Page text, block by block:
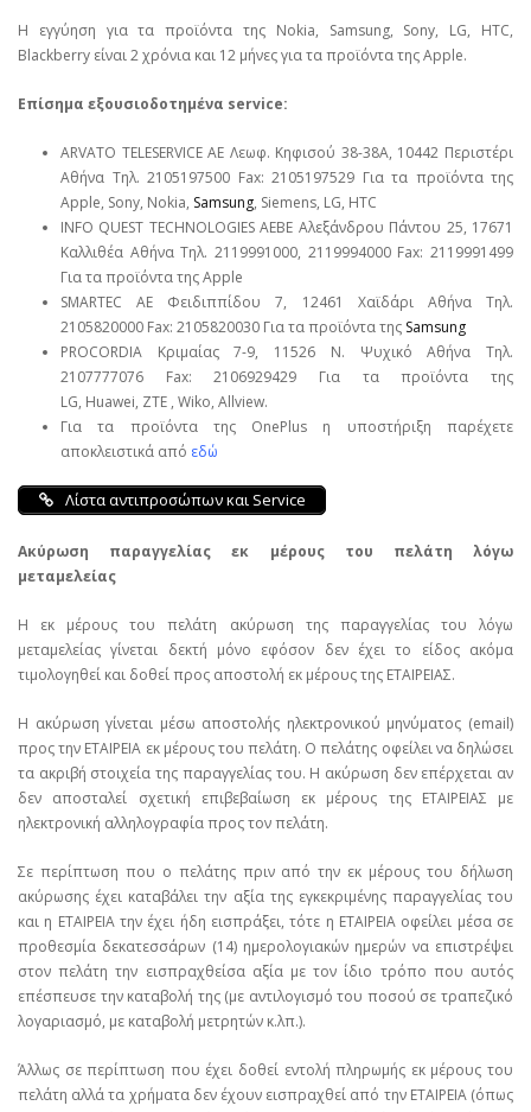
Η εγγύηση για τα προϊόντα της Nokia, Samsung, Sony, LG, HTC,
Blackberry είναι 2 χρόνια και 12 μήνες για τα προϊόντα της Apple.
Επίσημα εξουσιοδοτημένα service:
ARVATO TELESERVICE ΑΕ Λεωφ. Κηφισού 38-38Α, 10442 Περιστέρι
Αθήνα Τηλ. 2105197500 Fax: 2105197529 Για τα προϊόντα της
Apple, Sony, Nokia, Samsung, Siemens, LG, HTC
INFO QUEST TECHNOLOGIES ΑΕΒΕ Αλεξάνδρου Πάντου 25, 17671
Καλλιθέα Αθήνα Τηλ. 2119991000, 2119994000 Fax: 2119991499
Για τα προϊόντα της Apple
SMARTEC ΑΕ Φειδιππίδου 7, 12461 Χαϊδάρι Αθήνα Τηλ.
2105820000 Fax: 2105820030 Για τα προϊόντα της Samsung
PROCORDIA Κριμαίας 7-9, 11526 Ν. Ψυχικό Αθήνα Τηλ.
2107777076 Fax: 2106929429 Για τα προϊόντα της
LG, Huawei, ΖΤΕ , Wiko, Allview.
Για τα προϊόντα της OnePlus η υποστήριξη παρέχετε
αποκλειστικά από εδώ
Λίστα αντιπροσώπων και Service
Ακύρωση παραγγελίας εκ μέρους του πελάτη λόγω
μεταμελείας
Η εκ μέρους του πελάτη ακύρωση της παραγγελίας του λόγω
μεταμελείας γίνεται δεκτή μόνο εφόσον δεν έχει το είδος ακόμα
τιμολογηθεί και δοθεί προς αποστολή εκ μέρους της ΕΤΑΙΡΕΙΑΣ.
Η ακύρωση γίνεται μέσω αποστολής ηλεκτρονικού μηνύματος (email)
προς την ΕΤΑΙΡΕΙΑ εκ μέρους του πελάτη. Ο πελάτης οφείλει να δηλώσει
τα ακριβή στοιχεία της παραγγελίας του. Η ακύρωση δεν επέρχεται αν
δεν αποσταλεί σχετική επιβεβαίωση εκ μέρους της ΕΤΑΙΡΕΙΑΣ με
ηλεκτρονική αλληλογραφία προς τον πελάτη.
Σε περίπτωση που ο πελάτης πριν από την εκ μέρους του δήλωση
ακύρωσης έχει καταβάλει την αξία της εγκεκριμένης παραγγελίας του
και η ΕΤΑΙΡΕΙΑ την έχει ήδη εισπράξει, τότε η ΕΤΑΙΡΕΙΑ οφείλει μέσα σε
προθεσμία δεκατεσσάρων (14) ημερολογιακών ημερών να επιστρέψει
στον πελάτη την εισπραχθείσα αξία με τον ίδιο τρόπο που αυτός
επέσπευσε την καταβολή της (με αντιλογισμό του ποσού σε τραπεζικό
λογαριασμό, με καταβολή μετρητών κ.λπ.).
Άλλως σε περίπτωση που έχει δοθεί εντολή πληρωμής εκ μέρους του
πελάτη αλλά τα χρήματα δεν έχουν εισπραχθεί από την ΕΤΑΙΡΕΙΑ (όπως